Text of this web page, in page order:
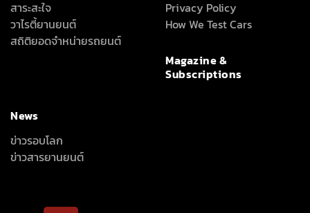
สาระสะใจ
วาไรตี้ยานยนต์
สถิติยอดจำหน่ายรถยนต์
Privacy Policy
How We Test Cars
Magazine &
Subscriptions
News
ข่าวรอบโลก
ข่าวสารยานยนต์